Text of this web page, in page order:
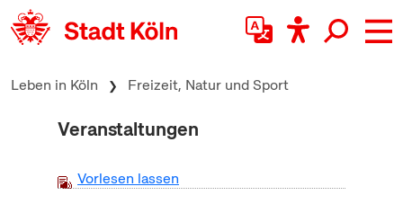
zum Inhalt springen
Leben in Köln Freizeit, Natur und Sport
Veranstaltungen
Vorlesen lassen